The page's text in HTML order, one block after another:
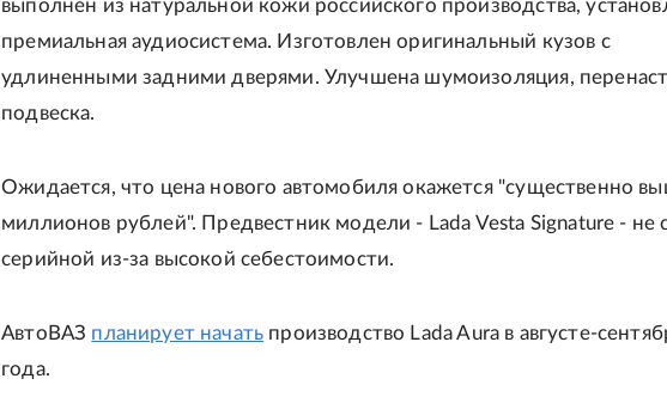
выполнен из натуральной кожи российского производства,
премиальная аудиосистема. Изготовлен оригинальный кузов с
удлиненными задними дверями. Улучшена шумоизоляция,
подвеска.
Ожидается, что цена нового автомобиля окажется "существенно
миллионов рублей". Предвестник модели - Lada Vesta Signature - не
серийной из-за высокой себестоимости.
АвтоВАЗ планирует начать производство Lada Aura в августе-
года.